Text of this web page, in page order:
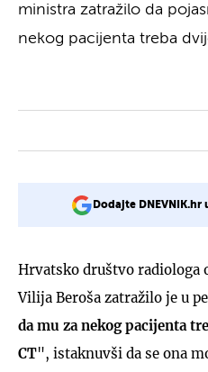
ministra zatražilo da
nekog pacijenta treba
Dodajte
Hrvatsko društvo radiologa
Vilija Beroša zatražilo je u
da mu za nekog pacijenta
CT", istaknuvši da se ona